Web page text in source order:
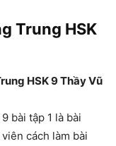
Trung HSK
HSK 9 Thầy Vũ
bài tập 1 là bài
cách làm bài